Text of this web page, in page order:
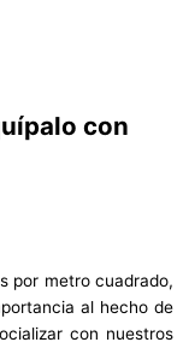
con
por metro cuadrado,
al hecho de
con nuestros